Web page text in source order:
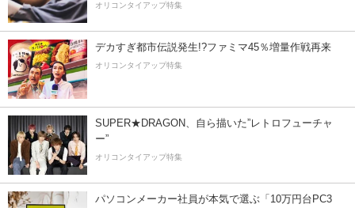
オリコンタイアップ特集
デカすぎ都市伝説発生!?ファミマ45％増量作戦再来
オリコンタイアップ特集
SUPER★DRAGON、自ら描いた”レトロフューチャ
ー”
オリコンタイアップ特集
パソコンメーカー社員が本気で選ぶ「10万円台PC3